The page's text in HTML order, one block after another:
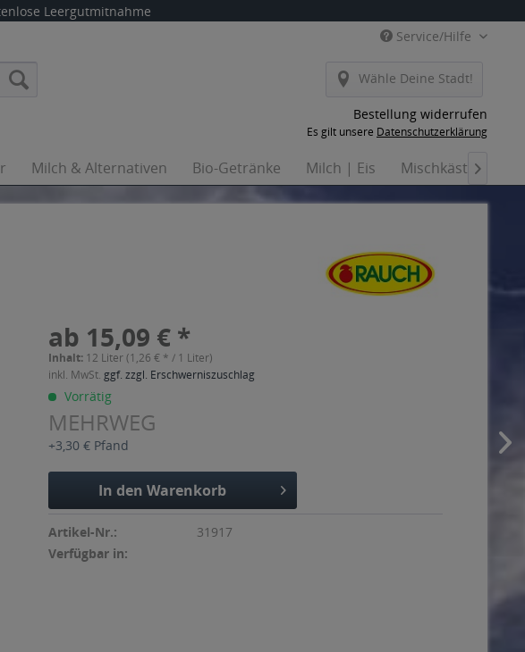
Leergutmitnahme
Service/Hilfe
Wähle Deine Stadt!
Bestellung widerrufen
Es gilt unsere Datenschutzerklärung
Milch & Alternativen Bio-Getränke Milch | Eis Mischkästen

ab 15,09 € *
Inhalt: 12 Liter (1,26 € * / 1 Liter)
inkl. MwSt. ggf. zzgl. Erschwerniszuschlag
Vorrätig
MEHRWEG
+3,30 € Pfand
In den Warenkorb
Artikel-Nr.:
31917
Verfügbar in: